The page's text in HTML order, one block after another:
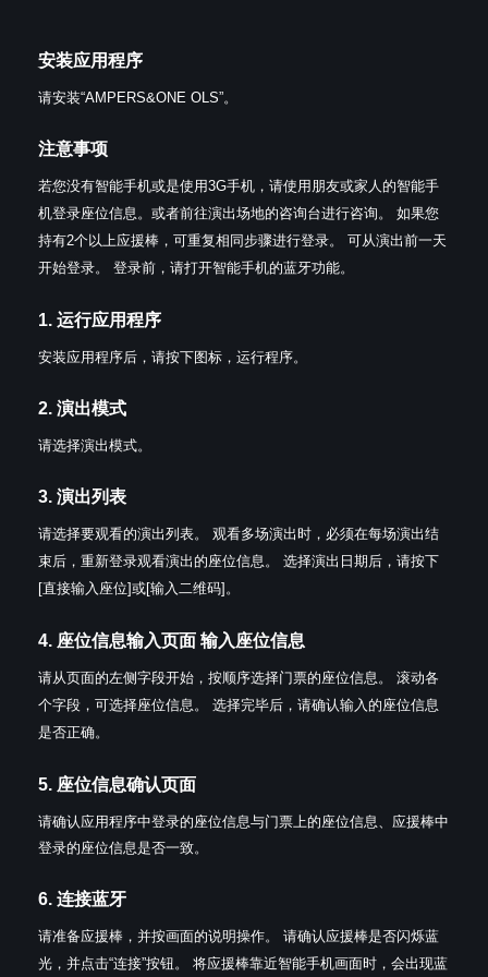
安装应用程序
请安装“AMPERS&ONE OLS”。
注意事项
若您没有智能手机或是使用3G手机，请使用朋友或家人的智能手
机登录座位信息。或者前往演出场地的咨询台进行咨询。
如果您
持有2个以上应援棒，可重复相同步骤进行登录。
可从演出前一天
开始登录。
登录前，请打开智能手机的蓝牙功能。
1. 运行应用程序
安装应用程序后，请按下图标，运行程序。
2. 演出模式
请选择演出模式。
3. 演出列表
请选择要观看的演出列表。
观看多场演出时，必须在每场演出结
束后，重新登录观看演出的座位信息。
选择演出日期后，请按下
[直接输入座位]或[输入二维码]。
4. 座位信息输入页面 输入座位信息
请从页面的左侧字段开始，按顺序选择门票的座位信息。
滚动各
个字段，可选择座位信息。
选择完毕后，请确认输入的座位信息
是否正确。
5. 座位信息确认页面
请确认应用程序中登录的座位信息与门票上的座位信息、应援棒中
登录的座位信息是否一致。
6. 连接蓝牙
请准备应援棒，并按画面的说明操作。
请确认应援棒是否闪烁蓝
光，并点击“连接”按钮。
将应援棒靠近智能手机画面时，会出现蓝